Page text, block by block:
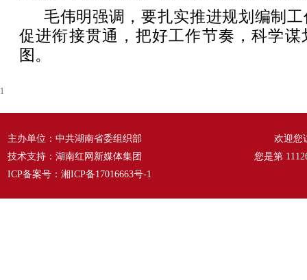
毛伟明强调，要扎实推进规划编制
促进衔接贯通，把好工作节奏，科学谋
图。
1
主办单位：中共湖南省委组织部
技术支持：湖南红网新媒体集团
ICP备案号： 湘ICP备17016663号-1
欢迎您
您是第